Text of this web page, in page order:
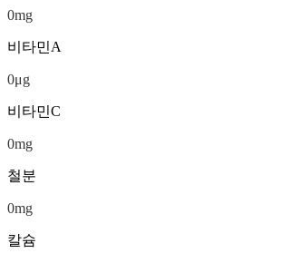
0mg
비타민A
0μg
비타민C
0mg
철분
0mg
칼슘